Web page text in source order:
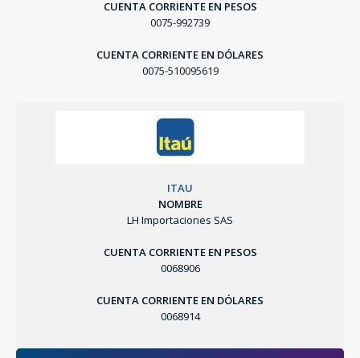
CUENTA CORRIENTE EN PESOS
0075-992739
CUENTA CORRIENTE EN DÓLARES
0075-510095619
ITAU
NOMBRE
LH Importaciones SAS
CUENTA CORRIENTE EN PESOS
0068906
CUENTA CORRIENTE EN DÓLARES
0068914